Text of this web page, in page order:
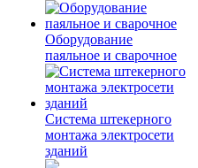
Оборудование
паяльное и сварочное
Система штекерного
монтажа электросети
зданий